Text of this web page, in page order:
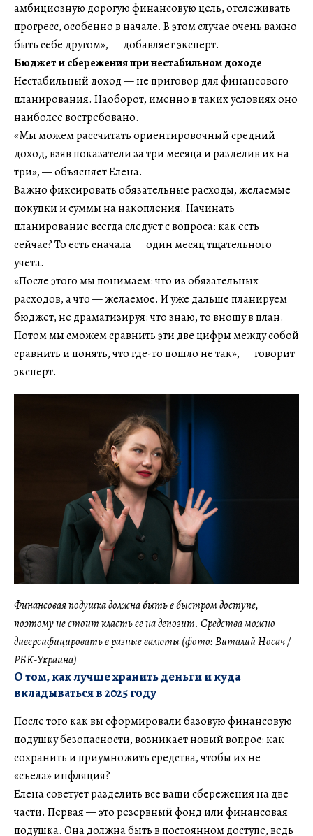
амбициозную дорогую финансовую цель, отслеживать
прогресс, особенно в начале. В этом случае очень важно
быть себе другом», — добавляет эксперт.
Бюджет и сбережения при нестабильном доходе
Нестабильный доход — не приговор для финансового
планирования. Наоборот, именно в таких условиях оно
наиболее востребовано.
«Мы можем рассчитать ориентировочный средний
доход, взяв показатели за три месяца и разделив их на
три», — объясняет Елена.
Важно фиксировать обязательные расходы, желаемые
покупки и суммы на накопления. Начинать
планирование всегда следует с вопроса: как есть
сейчас? То есть сначала — один месяц тщательного
учета.
«После этого мы понимаем: что из обязательных
расходов, а что — желаемое. И уже дальше планируем
бюджет, не драматизируя: что знаю, то вношу в план.
Потом мы сможем сравнить эти две цифры между собой
сравнить и понять, что где-то пошло не так», — говорит
эксперт.
Финансовая подушка должна быть в быстром доступе,
поэтому не стоит класть ее на депозит. Средства можно
диверсифицировать в разные валюты (фото: Виталий Носач /
РБК-Украина)
О том, как лучше хранить деньги и куда
вкладываться в 2025 году
После того как вы сформировали базовую финансовую
подушку безопасности, возникает новый вопрос: как
сохранить и приумножить средства, чтобы их не
«съела» инфляция?
Елена советует разделить все ваши сбережения на две
части. Первая — это резервный фонд или финансовая
подушка. Она должна быть в постоянном доступе, ведь